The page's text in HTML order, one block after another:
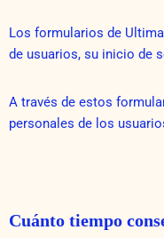
Los formularios de
de usuarios, su inicio de
A través de estos
personales de los
Cuánto tiempo